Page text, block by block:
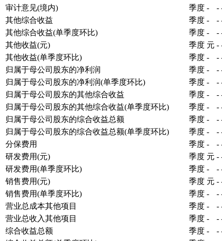
审计意见(境内)
季度 - -
其他综合收益
季度 - -
其他综合收益(单季度环比)
季度 - -
其他收益(元)
季度 元 -
其他收益(单季度环比)
季度 - -
归属于母公司股东的净利润
季度 - -
归属于母公司股东的净利润(单季度环比)
季度 - -
归属于母公司股东的其他综合收益
季度 - -
归属于母公司股东的其他综合收益(单季度环比)
季度 - -
归属于母公司股东的综合收益总额
季度 - -
归属于母公司股东的综合收益总额(单季度环比)
季度 - -
分保费用
季度 - -
研发费用(元)
季度 元 -
研发费用(单季度环比)
季度 - -
销售费用(元)
季度 元 -
销售费用(单季度环比)
季度 - -
营业总成本其他项目
季度 - -
营业总收入其他项目
季度 - -
综合收益总额
季度 - -